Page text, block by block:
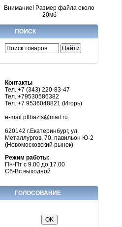
Внимание! Размер файла около
20мб
ПОИСК
Контакты
Тел.:+7 (343) 220-83-47
Тел.:+79530586382
Тел.:+7 9536048821 (Игорь)
e-mail:ptfbazis@mail.ru
620142 г.Екатеринбург, ул.
Металлургов, 70, павильон Ю-2
(Новомосковский рынок)
Режим работы:
Пн-Пт с 9.00 до 17.00
Сб-Вс выходной
ГОЛОСОВАНИЕ